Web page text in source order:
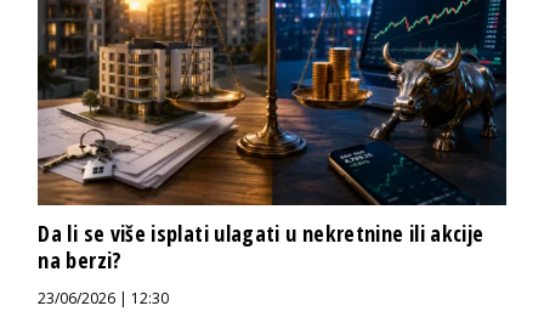
Da li se više isplati ulagati u nekretnine ili akcije
na berzi?
23/06/2026 | 12:30